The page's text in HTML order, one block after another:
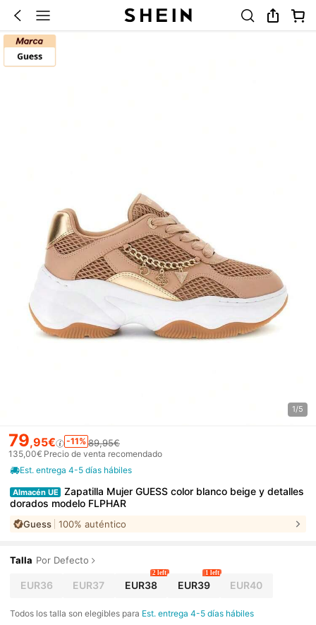
1/5
79,95€ -11% 89,95€
135,00€ Precio de venta recomendado
Est. entrega 4-5 días hábiles
Almacén UE
Zapatilla Mujer GUESS color blanco beige y detalles
dorados modelo FLPHAR
Guess 100% auténtico
Talla Por Defecto
EUR36 EUR37 EUR38
2 left
EUR39
1 left
EUR40
Todos los talla son elegibles para Est. entrega 4-5 días hábiles